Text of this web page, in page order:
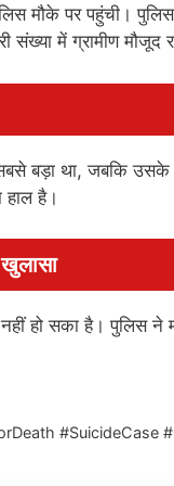
मौके पर पहुंची।
संख्या में ग्रामीण मौजूद
बड़ा था, जबकि
हाल है।
हो सका है। पुलिस ने
#SuicideCase